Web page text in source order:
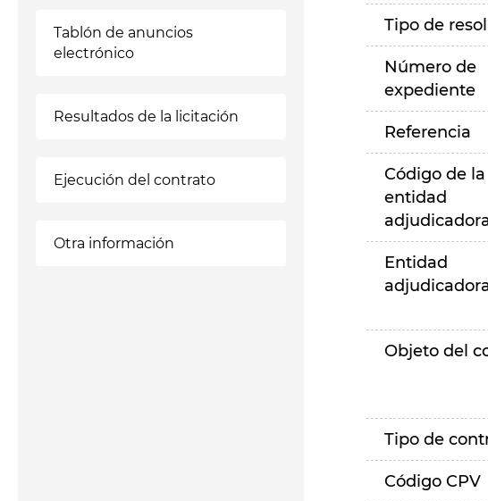
Tablón de anuncios
electrónico
Resultados de la licitación
Ejecución del contrato
Otra información
Tipo de
Número de
expediente
Referencia
Código de la
entidad
Entidad
Objeto del
Tipo de
Código CPV